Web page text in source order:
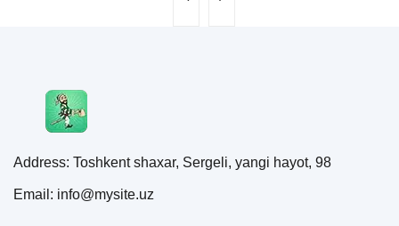
Address: Toshkent shaxar, Sergeli, yangi hayot, 98
Email: info@mysite.uz